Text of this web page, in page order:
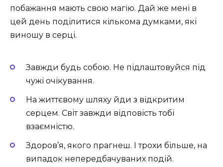
побажання мають свою магію. Дай же мені в
цей день поділитися кількома думками, які
виношу в серці.
Завжди будь собою. Не підлаштовуйся під
чужі очікування.
На життєвому шляху йди з відкритим
серцем. Світ завжди відповість тобі
взаємністю.
Здоров’я, якого прагнеш. І трохи більше, на
випадок непередбачуваних подій.